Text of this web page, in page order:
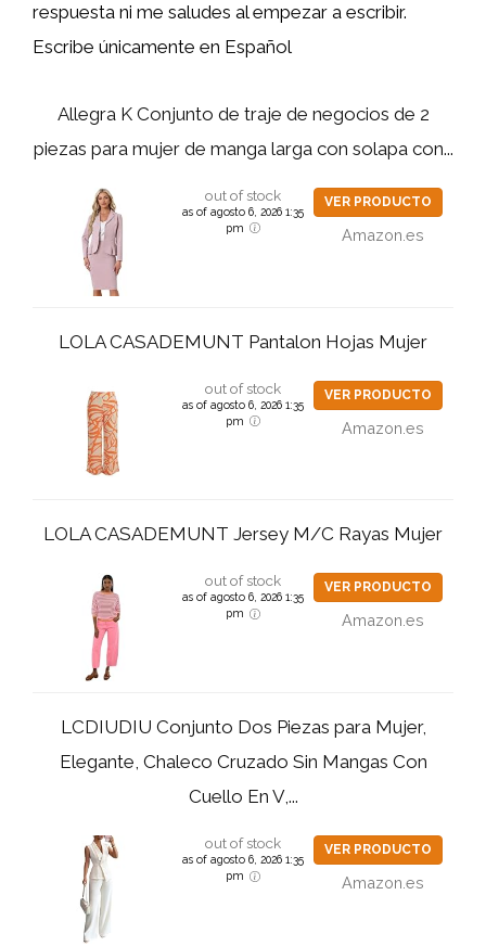
respuesta ni me saludes al empezar a escribir.
Escribe únicamente en Español
Allegra K Conjunto de traje de negocios de 2
piezas para mujer de manga larga con solapa con...
out of stock
as of agosto 6, 2026 1:35
pm
VER PRODUCTO
Amazon.es
LOLA CASADEMUNT Pantalon Hojas Mujer
out of stock
as of agosto 6, 2026 1:35
pm
VER PRODUCTO
Amazon.es
LOLA CASADEMUNT Jersey M/C Rayas Mujer
out of stock
as of agosto 6, 2026 1:35
pm
VER PRODUCTO
Amazon.es
LCDIUDIU Conjunto Dos Piezas para Mujer,
Elegante, Chaleco Cruzado Sin Mangas Con
Cuello En V,...
out of stock
as of agosto 6, 2026 1:35
pm
VER PRODUCTO
Amazon.es